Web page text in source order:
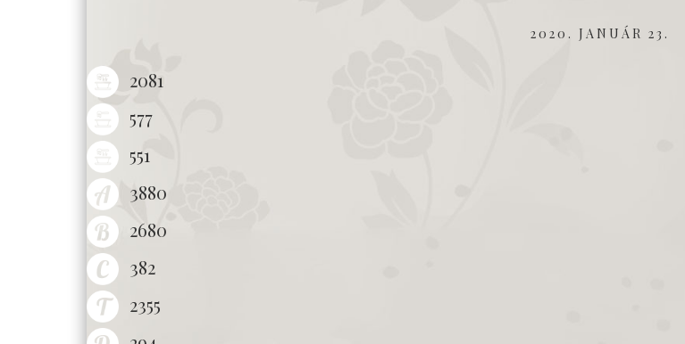
2020. JANUÁR 23.
2081
577
551
3880
2680
382
2355